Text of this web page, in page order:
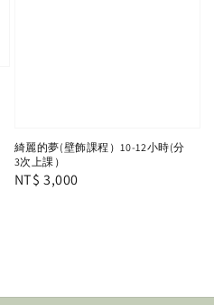
綺麗的夢(壁飾課程）10-12小時(分
3次上課）
Regular
NT$ 3,000